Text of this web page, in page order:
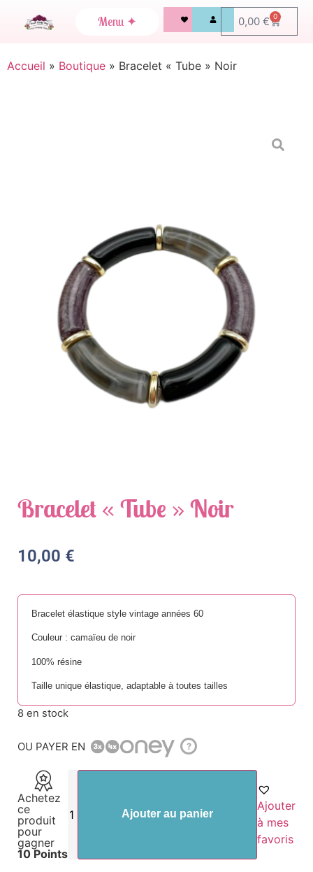
0,00 € 0
Accueil » Boutique » Bracelet « Tube » Noir
Bracelet « Tube » Noir
10,00 €
Bracelet élastique style vintage années 60
Couleur : camaïeu de noir
100% résine
Taille unique élastique, adaptable à toutes tailles
8 en stock
OU PAYER EN ?
Achetez
ce
produit
pour
gagner
10 Points
Ajouter au panier
Ajouter
à mes
favoris